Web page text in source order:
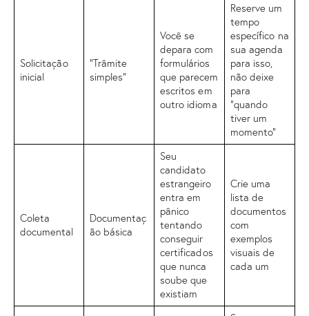
Solicitação
inicial
“Trâmite
simples”
Você se
depara com
formulários
que parecem
escritos em
outro idioma
Reserve um
tempo
específico na
sua agenda
para isso,
não deixe
para
“quando
tiver um
momento”
Coleta
documental
Documentaç
ão básica
Seu
candidato
estrangeiro
entra em
pânico
tentando
conseguir
certificados
que nunca
soube que
existiam
Crie uma
lista de
documentos
com
exemplos
visuais de
cada um